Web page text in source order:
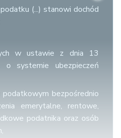
(...) stanowi dochód
w ustawie z dnia 13
o systemie ubezpieczeń
podatkowym bezpośrednio
emerytalne, rentowe,
podatnika oraz osób